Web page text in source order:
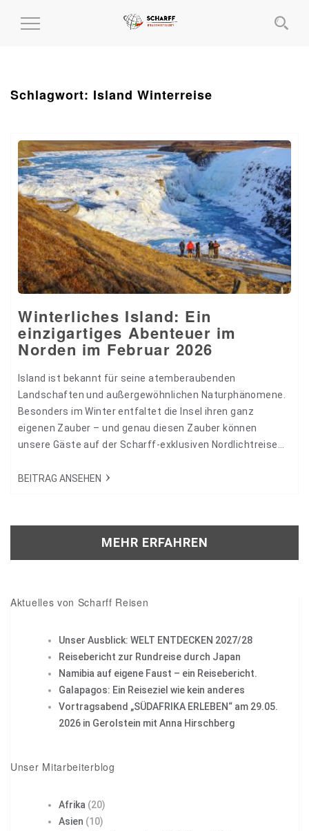
MENÜ
Schlagwort: Island Winterreise
Winterliches Island: Ein
einzigartiges Abenteuer im
Norden im Februar 2026
Island ist bekannt für seine atemberaubenden
Landschaften und außergewöhnlichen Naturphänomene.
Besonders im Winter entfaltet die Insel ihren ganz
eigenen Zauber – und genau diesen Zauber können
unsere Gäste auf der Scharff-exklusiven Nordlichtreise
BEITRAG ANSEHEN
MEHR ERFAHREN
Aktuelles von Scharff Reisen
Unser Ausblick: WELT ENTDECKEN 2027/28
Reisebericht zur Rundreise durch Japan
Namibia auf eigene Faust – ein Reisebericht.
Galapagos: Ein Reiseziel wie kein anderes
Vortragsabend „SÜDAFRIKA ERLEBEN“ am 29.05.
2026 in Gerolstein mit Anna Hirschberg
Unser Mitarbeiterblog
Afrika (20)
Asien (10)